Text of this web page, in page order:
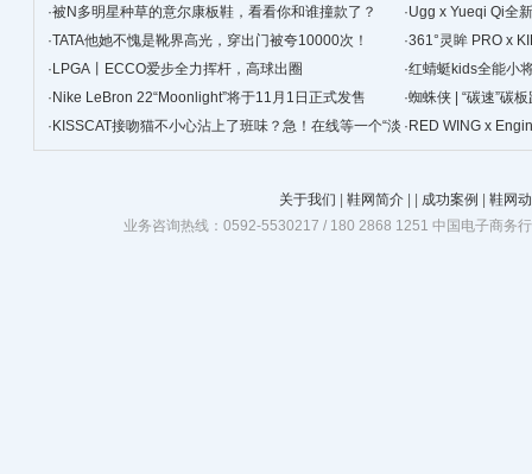
景
·被N多明星种草的意尔康板鞋，看看你和谁撞款了？ ·Ugg x Yueqi Qi全
·TATA他她不愧是靴界高光，穿出门被夸10000次！ ·361°灵眸 PRO x
跑鞋
· LPGA丨ECCO爱步全力挥杆，高球出圈 ·红蜻蜓kids全能小
· Nike LeBron 22“Moonlight”将于11月1日正式发售 ·蜘蛛侠 | “碳速”碳
· KISSCAT接吻猫不小心沾上了班味？急！在线等一个“淡
班精华”
· RED WING x
关于我们 鞋网简介 成功案例
鞋网
业务咨询热线：0592-5530217 / 180 2868 1251 中国电子商务